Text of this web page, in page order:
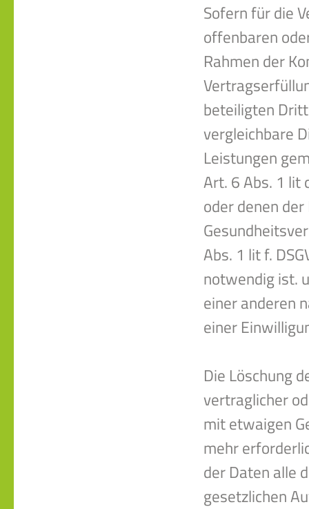
Sofern für die
offenbaren
Rahmen der
beteiligten
vergleichbare
Leistungen
Art. 6 Abs. 1 lit
oder denen
Abs. 1 lit f.
notwendig ist.
einer anderen
einer
Die Löschung
vertraglicher
mit etwaigen
mehr
der Daten alle
gesetzlichen